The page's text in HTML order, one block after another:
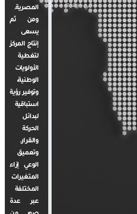
في أرقام
المصرية.
ومن ثم
يسعى
إنتاج المركز
لتغطية
الأولويات
الوطنية،
وتوفير رؤية
استباقية
لبدائل
الحركة
والقرار.
وتعميق
الوعي إزاء
المتغيرات
المختلفة
عبر عدة